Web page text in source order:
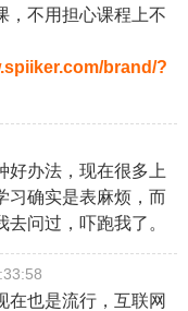
，不用担心课程上不
brand/?
好办法，现在很多上
习确实是表麻烦，而
问过，吓跑我了。
在也是流行，互联网